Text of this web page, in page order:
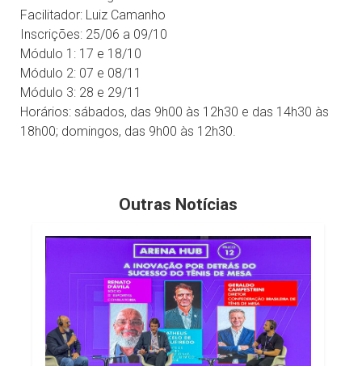
Facilitador: Luiz Camanho
Inscrições: 25/06 a 09/10
Módulo 1: 17 e 18/10
Módulo 2: 07 e 08/11
Módulo 3: 28 e 29/11
Horários: sábados, das 9h00 às 12h30 e das 14h30 às
18h00; domingos, das 9h00 às 12h30.
Outras Notícias